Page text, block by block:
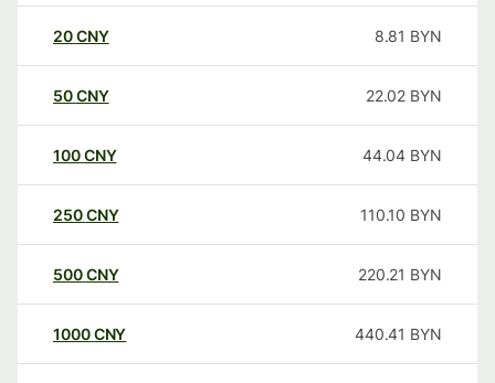
20CNY 8.81 BYN
50CNY 22.02 BYN
100CNY 44.04 BYN
250CNY 110.10 BYN
500CNY 220.21 BYN
1000CNY 440.41 BYN